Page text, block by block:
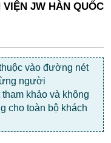
VIỆN JW HÀN QUỐC
vào đường nét
người
khảo và không
cho toàn bộ khách